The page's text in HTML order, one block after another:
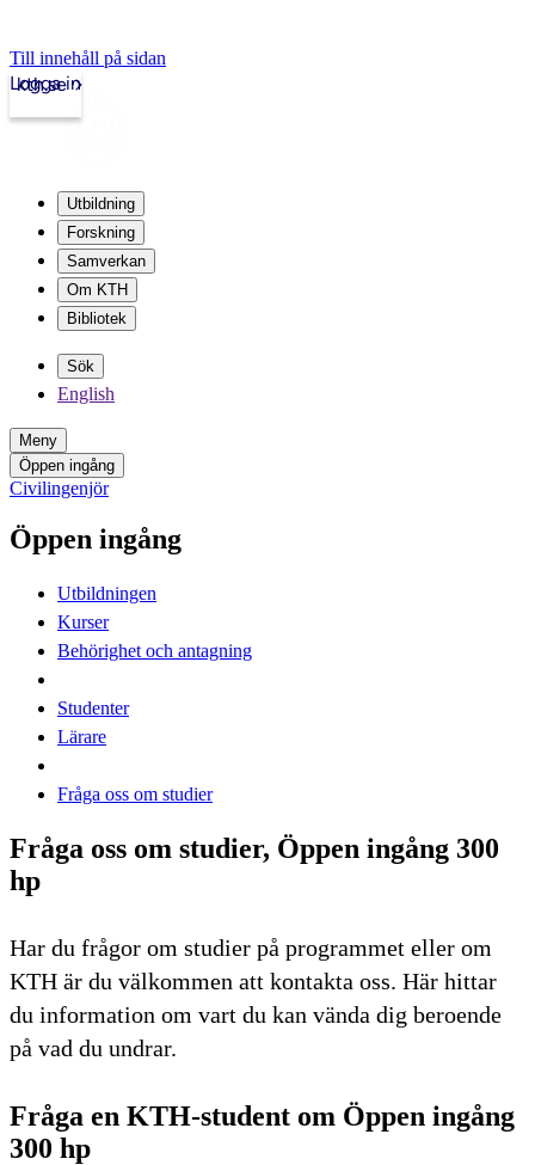
Till innehåll på sidan
kth.se
Logga in
Utbildning
Forskning
Samverkan
Om KTH
Bibliotek
Sök
English
Meny
Öppen ingång
Civilingenjör
Öppen ingång
Utbildningen
Kurser
Behörighet och antagning
Studenter
Lärare
Fråga oss om studier
Fråga oss om studier, Öppen ingång 300
hp
Har du frågor om studier på programmet eller om
KTH är du välkommen att kontakta oss. Här hittar
du information om vart du kan vända dig beroende
på vad du undrar.
Fråga en KTH-student om Öppen ingång
300 hp